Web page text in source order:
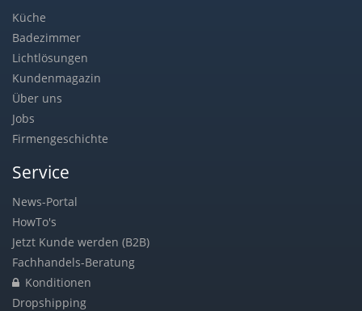
Küche
Badezimmer
Lichtlösungen
Kundenmagazin
Über uns
Jobs
Firmengeschichte
Service
News-Portal
HowTo's
Jetzt Kunde werden (B2B)
Fachhandels-Beratung
Konditionen
Dropshipping